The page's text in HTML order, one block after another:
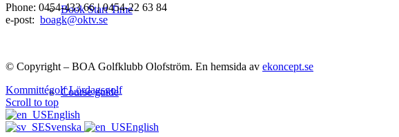
Book Start Time
Course guide
Phone: 0454-433 66|0454-22 63 84
e-post: boagk@oktv.se
© Copyright – BOA Golfklubb Olofström. En hemsida av ekoncept.se
Kommittégolf Lördagsgolf
Scroll to top
English
Svenska
English